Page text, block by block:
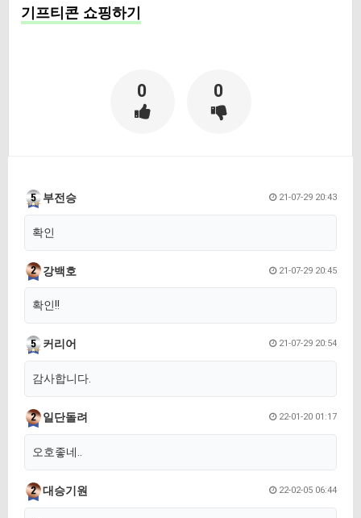
기프티콘 쇼핑하기
0 0
부전승 21-07-29 20:43
확인
강백호 21-07-29 20:45
확인!!
커리어 21-07-29 20:54
감사합니다.
일단돌려 22-01-20 01:17
오호좋네..
대승기원 22-02-05 06:44